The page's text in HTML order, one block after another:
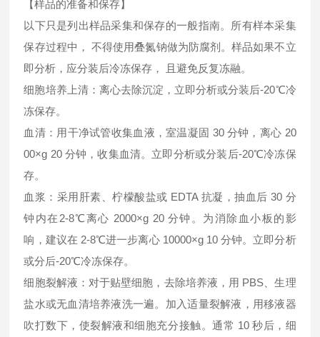
【样品的准备和保存】
以下只是列出样品采集和保存的一般指南。所有样本采集
保存过程中， 不得使用叠氮钠做为防腐剂。样品如果不立
即分析，应分装后冷冻保存， 且避免反复冻融。
细胞培养上清：离心去除沉淀，立即分析或分装后-20℃冷
冻保存。
血清：用干净试管收集血液，室温凝固 30 分钟，离心 20
00×g 20 分钟，收集血清。立即分析或分装后-20℃冷冻保
存。
血浆：采用肝素、柠檬酸盐或 EDTA 抗凝，抽血后 30 分
钟内在2-8℃离心 2000×g 20 分钟。为消除血小板的影
响，建议在 2-8℃进一步离心 10000×g 10 分钟。立即分析
或分后-20℃冷冻保存。
细胞裂解液：对于贴壁细胞，去除培养液，用 PBS、生理
盐水或无血清培养液洗一遍。加入适量裂解液，用移液器
吹打数下，使裂解液和细胞充分接触。通常 10 秒后，细